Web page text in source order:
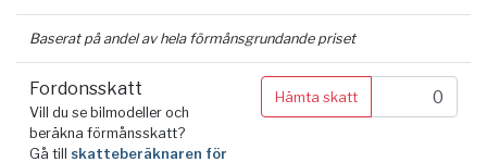
Baserat på andel av hela förmånsgrundande priset
Fordonsskatt
Vill du se bilmodeller och
beräkna förmånsskatt?
Gå till skatteberäknaren för
Hämta skatt